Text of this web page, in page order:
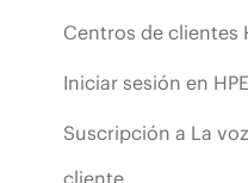
Centros de clientes
Iniciar sesión en HPE
Suscripción a La
cliente